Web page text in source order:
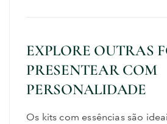
EXPLORE OUTRAS
PRESENTEAR COM
PERSONALIDADE
Os kits com essências são